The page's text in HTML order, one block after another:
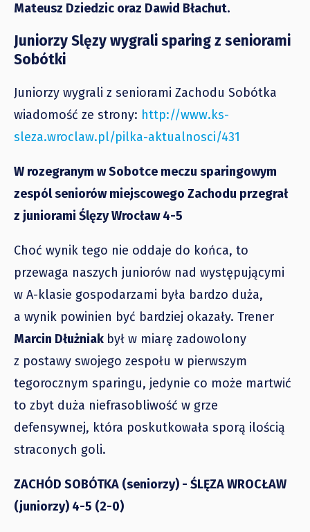
Mateusz Dziedzic oraz Dawid Błachut.
Juniorzy Slęzy wygrali sparing z seniorami
Sobótki
Juniorzy wygrali z seniorami Zachodu Sobótka
wiadomość ze strony: http://www.ks-
sleza.wroclaw.pl/pilka-aktualnosci/431
W rozegranym w Sobotce meczu sparingowym
zespól seniorów miejscowego Zachodu przegrał
z juniorami Ślęzy Wrocław 4-5
Choć wynik tego nie oddaje do końca, to
przewaga naszych juniorów nad występującymi
w A-klasie gospodarzami była bardzo duża,
a wynik powinien być bardziej okazały. Trener
Marcin Dłużniak był w miarę zadowolony
z postawy swojego zespołu w pierwszym
tegorocznym sparingu, jedynie co może martwić
to zbyt duża niefrasobliwość w grze
defensywnej, która poskutkowała sporą ilością
straconych goli.
ZACHÓD SOBÓTKA (seniorzy) - ŚLĘZA WROCŁAW
(juniorzy) 4-5 (2-0)